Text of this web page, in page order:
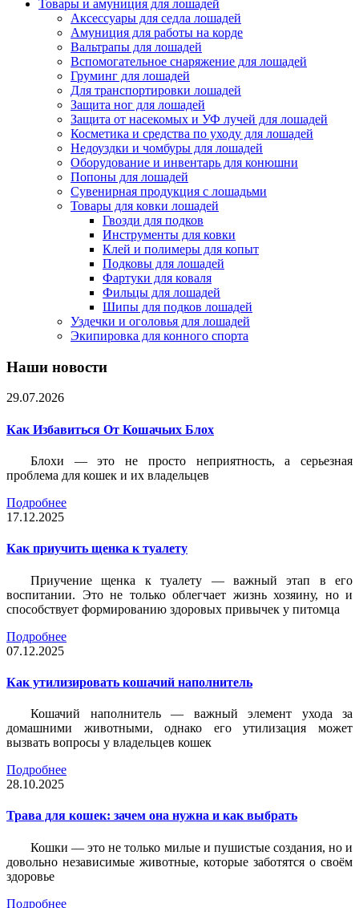
Товары и амуниция для лошадей
Аксессуары для седла лошадей
Амуниция для работы на корде
Вальтрапы для лошадей
Вспомогательное снаряжение для лошадей
Груминг для лошадей
Для транспортировки лошадей
Защита ног для лошадей
Защита от насекомых и УФ лучей для лошадей
Косметика и средства по уходу для лошадей
Недоуздки и чомбуры для лошадей
Оборудование и инвентарь для конюшни
Попоны для лошадей
Сувенирная продукция с лошадьми
Товары для ковки лошадей
Гвозди для подков
Инструменты для ковки
Клей и полимеры для копыт
Подковы для лошадей
Фартуки для коваля
Фильцы для лошадей
Шипы для подков лошадей
Уздечки и оголовья для лошадей
Экипировка для конного спорта
Наши новости
29.07.2026
Как Избавиться От Кошачьих Блох
Блохи — это не просто неприятность, а серьезная
проблема для кошек и их владельцев
Подробнее
17.12.2025
Как приучить щенка к туалету
Приучение щенка к туалету — важный этап в его
воспитании. Это не только облегчает жизнь хозяину, но и
способствует формированию здоровых привычек у питомца
Подробнее
07.12.2025
Как утилизировать кошачий наполнитель
Кошачий наполнитель — важный элемент ухода за
домашними животными, однако его утилизация может
вызвать вопросы у владельцев кошек
Подробнее
28.10.2025
Трава для кошек: зачем она нужна и как выбрать
Кошки — это не только милые и пушистые создания, но и
довольно независимые животные, которые заботятся о своём
здоровье
Подробнее